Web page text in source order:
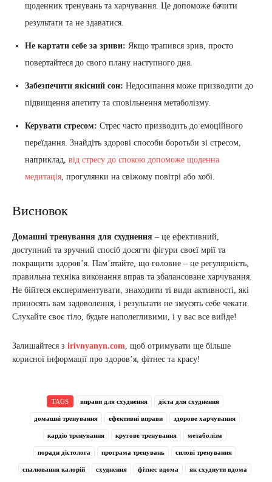
щоденник тренувань та харчування. Це допоможе бачити
результати та не здаватися.
Не картати себе за зриви: Якщо трапився зрив, просто
повертайтеся до свого плану наступного дня.
Забезпечити якісний сон: Недосипання може призводити до
підвищення апетиту та сповільнення метаболізму.
Керувати стресом: Стрес часто призводить до емоційного
переїдання. Знайдіть здорові способи боротьби зі стресом,
наприклад, від стресу до спокою допоможе щоденна
медитація, прогулянки на свіжому повітрі або хобі.
Висновок
Домашні тренування для схуднення – це ефективний,
доступний та зручний спосіб досягти фігури своєї мрії та
покращити здоров’я. Пам’ятайте, що головне – це регулярність,
правильна техніка виконання вправ та збалансоване харчування.
Не бійтеся експериментувати, знаходити ті види активності, які
приносять вам задоволення, і результати не змусять себе чекати.
Слухайте своє тіло, будьте наполегливими, і у вас все вийде!
Залишайтеся з irivnyanyn.com, щоб отримувати ще більше
корисної інформації про здоров’я, фітнес та красу!
TAGS вправи для схуднення дієта для схуднення
домашні тренування ефективні вправи здорове харчування
кардіо тренування кругове тренування метаболізм
поради дієтолога програма тренувань силові тренування
спалювання калорій схуднення фітнес вдома як схуднути вдома